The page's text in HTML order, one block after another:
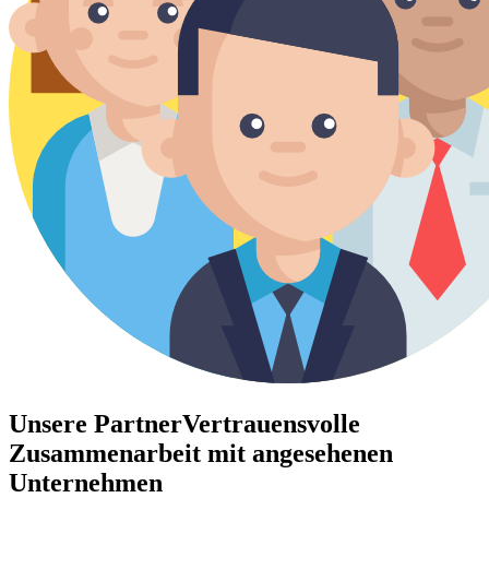
Unsere PartnerVertrauensvolle
Zusammenarbeit mit angesehenen
Unternehmen